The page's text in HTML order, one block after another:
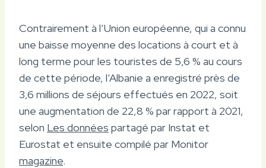
Contrairement à l’Union européenne, qui a connu
une baisse moyenne des locations à court et à
long terme pour les touristes de 5,6 % au cours
de cette période, l’Albanie a enregistré près de
3,6 millions de séjours effectués en 2022, soit
une augmentation de 22,8 % par rapport à 2021,
selon Les données partagé par Instat et
Eurostat et ensuite compilé par Monitor
magazine.